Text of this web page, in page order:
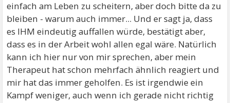
einfach am Leben zu scheitern, aber doch bitte da zu
bleiben - warum auch immer... Und er sagt ja, dass
es IHM eindeutig auffallen würde, bestätigt aber,
dass es in der Arbeit wohl allen egal wäre. Natürlich
kann ich hier nur von mir sprechen, aber mein
Therapeut hat schon mehrfach ähnlich reagiert und
mir hat das immer geholfen. Es ist irgendwie ein
Kampf weniger, auch wenn ich gerade nicht richtig